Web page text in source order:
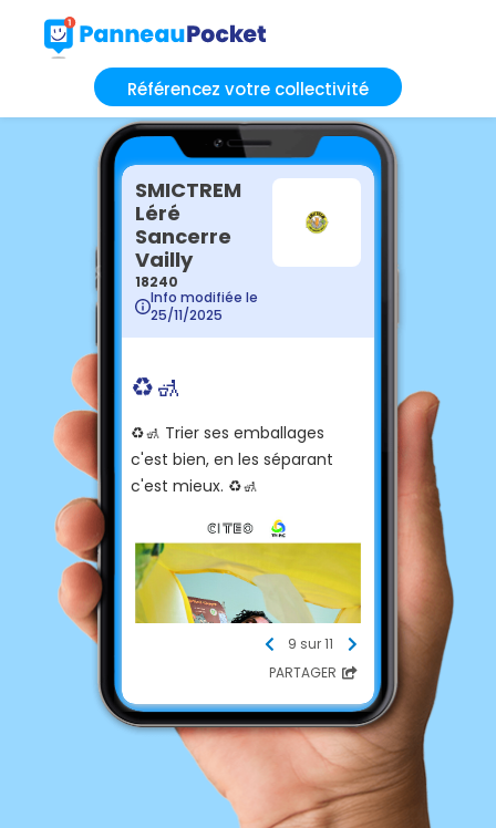
Référencez votre collectivité
SMICTREM
Léré
Sancerre
Vailly
18240
Info modifiée le
25/11/2025
♻️🚮
♻️🚮 Trier ses emballages
c'est bien, en les séparant
c'est mieux. ♻️🚮
9 sur 11
PARTAGER